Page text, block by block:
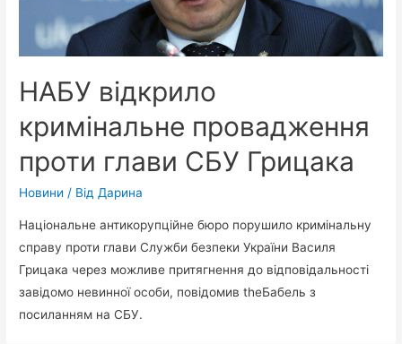
НАБУ відкрило
кримінальне провадження
проти глави СБУ Грицака
Новини / ВідДарина
Національне антикорупційне бюро порушило кримінальну
справу проти глави Служби безпеки України Василя
Грицака через можливе притягнення до відповідальності
завідомо невинної особи, повідомив theБабель з
посиланням на СБУ.